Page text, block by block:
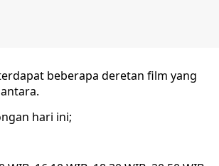
beberapa deretan film yang
hari ini;